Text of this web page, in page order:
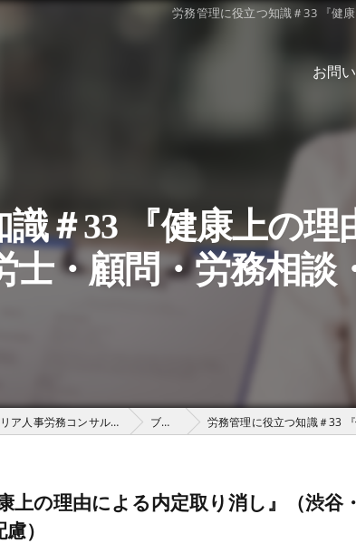
労務管理に役立つ知識＃33 『健
お問
＃33 『健康上の理
士・顧問・労務相談
渋谷の社労士は株式会社アベリアHRパートナーズ（アベリア人事労務コンサルティング） ブログ 労務管理に役立つ知識＃33 『健
上の理由による内定取り消し』（渋谷
）